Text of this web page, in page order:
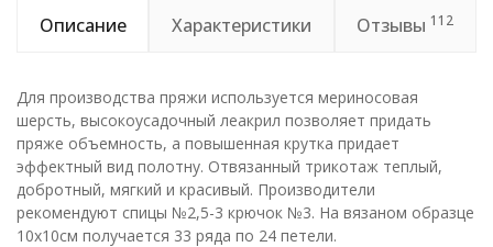
Описание Характеристики Отзывы 112
Для производства пряжи используется мериносовая
шерсть, высокоусадочный леакрил позволяет придать
пряже объемность, а повышенная крутка придает
эффектный вид полотну. Отвязанный трикотаж теплый,
добротный, мягкий и красивый. Производители
рекомендуют спицы №2,5-3 крючок №3. На вязаном образце
10х10см получается 33 ряда по 24 петели.